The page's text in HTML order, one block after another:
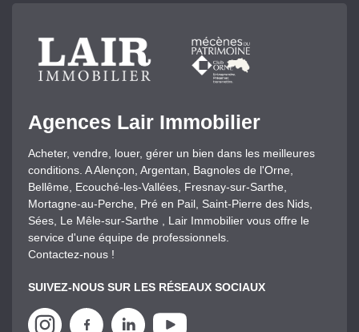
Agences Lair Immobilier
Acheter, vendre, louer, gérer un bien dans les meilleures
conditions. A Alençon, Argentan, Bagnoles de l'Orne,
Bellême, Ecouché-les-Vallées, Fresnay-sur-Sarthe,
Mortagne-au-Perche, Pré en Pail, Saint-Pierre des Nids,
Sées, Le Mêle-sur-Sarthe , Lair Immobilier vous offre le
service d'une équipe de professionnels.
Contactez-nous !
SUIVEZ-NOUS SUR LES RÉSEAUX SOCIAUX